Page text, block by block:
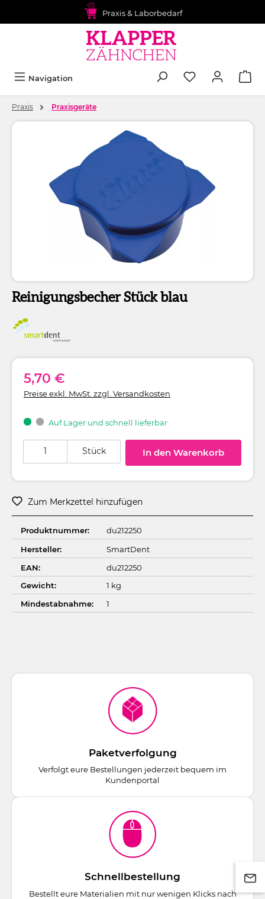
Praxis & Laborbedarf
Navigation
Praxis Praxisgeräte
Bildergalerie überspringen
Reinigungsbecher Stück blau
5,70 €
Preise exkl. MwSt. zzgl. Versandkosten
Auf Lager und schnell lieferbar
Stück In den Warenkorb
Zum Merkzettel hinzufügen
Produktnummer:
du212250
Hersteller:
SmartDent
EAN:
du212250
Gewicht:
1 kg
Mindestabnahme:
1
Paketverfolgung
Verfolgt eure Bestellungen jederzeit bequem im
Kundenportal
Schnellbestellung
Bestellt eure Materialien mit nur wenigen Klicks nach